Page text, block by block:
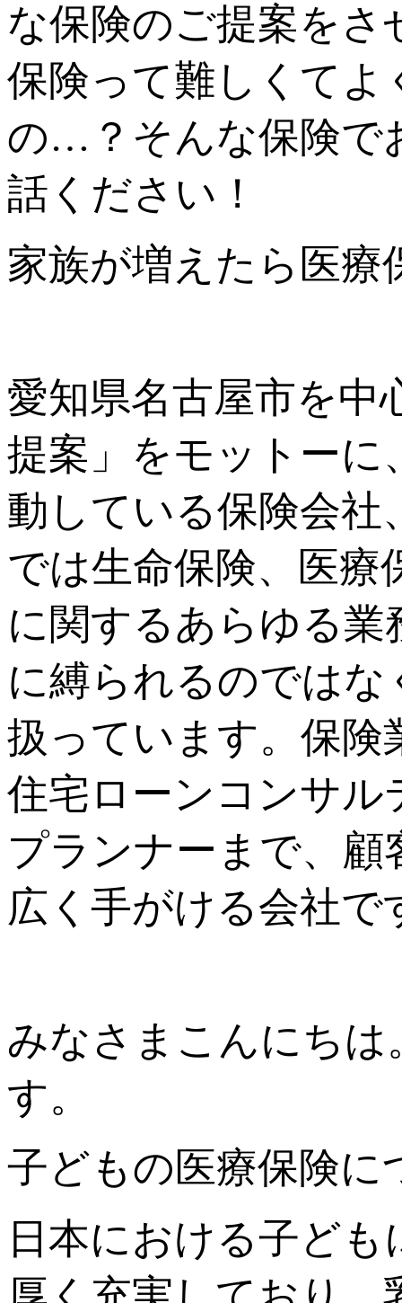
な保険のご提案を
保険って難しくて
の…？そんな保険で
話ください！
家族が増えたら医療
愛知県名古屋市を中
提案」をモットーに
動している保険会社
では生命保険、医療
に関するあらゆる
に縛られるのでは
扱っています。保
住宅ローンコンサル
プランナーまで、
広く手がける会社で
みなさまこんにち
す。
子どもの医療保険に
日本における子ど